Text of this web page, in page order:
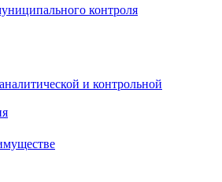
контроля
и контрольной